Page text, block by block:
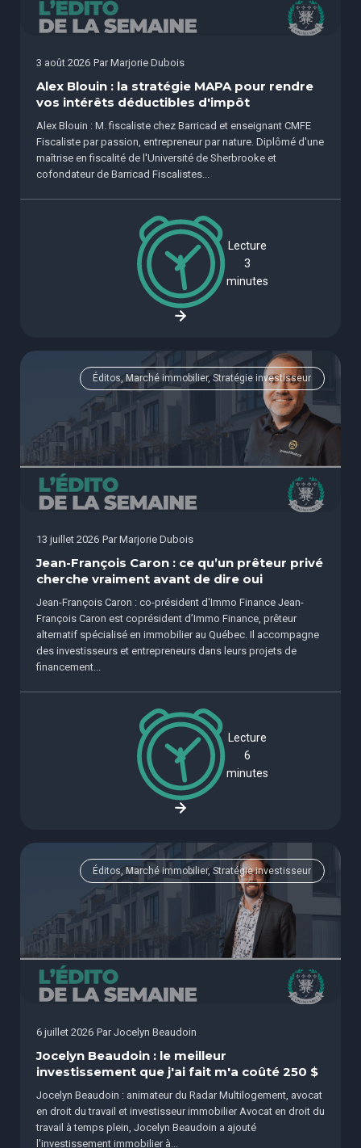
3 août 2026 Par Marjorie Dubois
Alex Blouin : la stratégie MAPA pour rendre
vos intérêts déductibles d'impôt
Alex Blouin : M. fiscaliste chez Barricad et enseignant CMFE
Fiscaliste par passion, entrepreneur par nature. Diplômé d'une
maîtrise en fiscalité de l'Université de Sherbrooke et
cofondateur de Barricad Fiscalistes...
Lecture
3
minutes
Éditos, Marché immobilier, Stratégie investisseur
13 juillet 2026 Par Marjorie Dubois
Jean-François Caron : ce qu’un prêteur privé
cherche vraiment avant de dire oui
Jean-François Caron : co-président d'Immo Finance Jean-
François Caron est coprésident d’Immo Finance, prêteur
alternatif spécialisé en immobilier au Québec. Il accompagne
des investisseurs et entrepreneurs dans leurs projets de
financement...
Lecture
6
minutes
Éditos, Marché immobilier, Stratégie investisseur
6 juillet 2026 Par Jocelyn Beaudoin
Jocelyn Beaudoin : le meilleur
investissement que j'ai fait m'a coûté 250 $
Jocelyn Beaudoin : animateur du Radar Multilogement, avocat
en droit du travail et investisseur immobilier Avocat en droit du
travail à temps plein, Jocelyn Beaudoin a ajouté
l'investissement immobilier à...